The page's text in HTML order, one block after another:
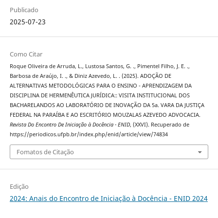
Publicado
2025-07-23
Como Citar
Roque Oliveira de Arruda, L., Lustosa Santos, G. ., Pimentel Filho, J. E. .,
Barbosa de Araújo, I. ., & Diniz Azevedo, L. . (2025). ADOÇÃO DE
ALTERNATIVAS METODOLÓGICAS PARA O ENSINO - APRENDIZAGEM DA
DISCIPLINA DE HERMENÊUTICA JURÍDICA:: VISITA INSTITUCIONAL DOS
BACHARELANDOS AO LABORATÓRIO DE INOVAÇÃO DA 5a. VARA DA JUSTIÇA
FEDERAL NA PARAÍBA E AO ESCRITÓRIO MOUZALAS AZEVEDO ADVOCACIA.
Revista Do Encontro De Iniciação à Docência - ENID, (XXVI). Recuperado de
https://periodicos.ufpb.br/index.php/enid/article/view/74834
Fomatos de Citação
Edição
2024: Anais do Encontro de Iniciação à Docência - ENID 2024